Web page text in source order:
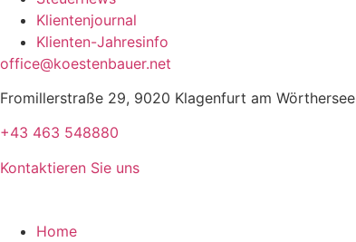
Klientenjournal
Klienten-Jahresinfo
office@koestenbauer.net
Fromillerstraße 29, 9020 Klagenfurt am Wörthersee
+43 463 548880
Kontaktieren Sie uns
Home